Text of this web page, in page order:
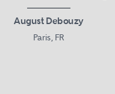
August Debouzy
Paris, FR